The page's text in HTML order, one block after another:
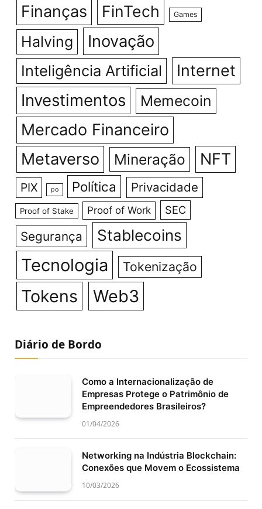
Finanças FinTech Games
Halving Inovação
Inteligência Artificial Internet
Investimentos Memecoin
Mercado Financeiro
Metaverso
Mineração NFT
PIX po Política Privacidade
Proof of Stake Proof of Work SEC
Segurança Stablecoins
Tecnologia Tokenização
Tokens Web3
Diário de Bordo
Como a Internacionalização de
Empresas Protege o Patrimônio de
Empreendedores Brasileiros?
01/04/2026
Networking na Indústria Blockchain:
Conexões que Movem o Ecossistema
10/03/2026